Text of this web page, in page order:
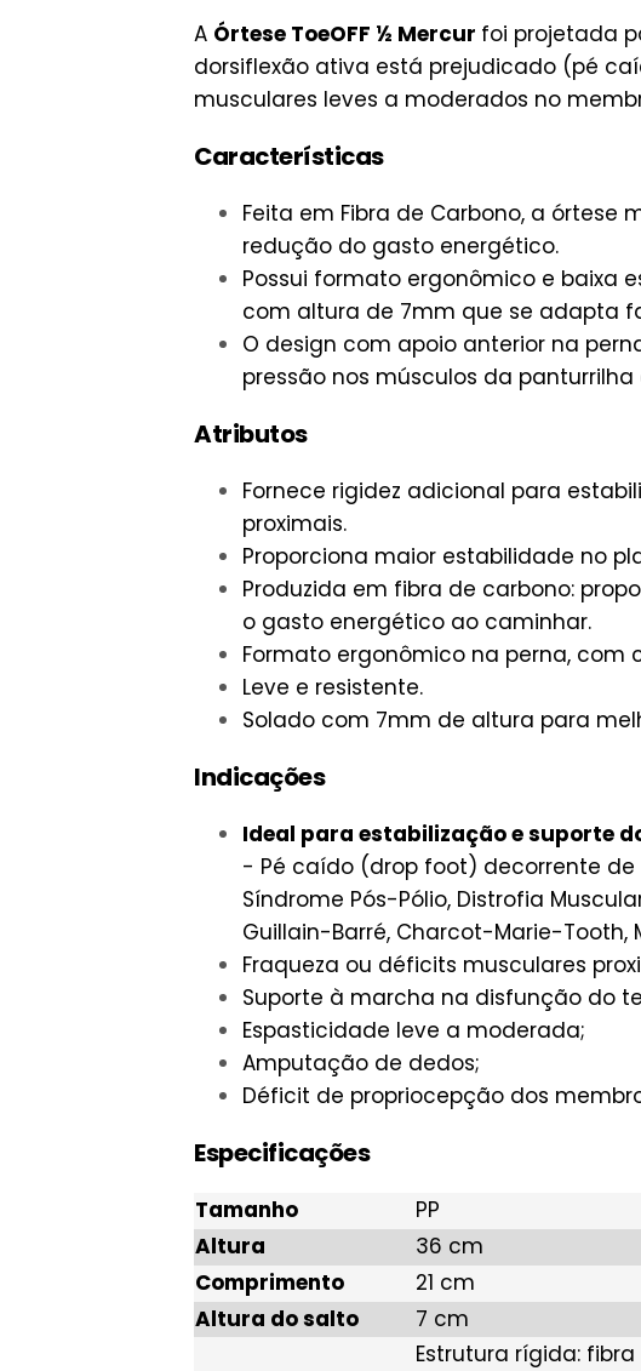
A Órtese ToeOFF ½ Mercur foi projetada
dorsiflexão ativa está prejudicado (pé
musculares leves a moderados no
Características
Feita em Fibra de Carbono, a
redução do gasto energético.
Possui formato ergonômico e baixa
com altura de 7mm que se adapta
O design com apoio anterior na
pressão nos músculos da
Atributos
Fornece rigidez adicional para
proximais.
Proporciona maior estabilidade no
Produzida em fibra de carbono:
o gasto energético ao caminhar.
Formato ergonômico na perna, com
Leve e resistente.
Solado com 7mm de altura para
Indicações
Ideal para estabilização e suporte
- Pé caído (drop foot) decorrente de
Síndrome Pós-Pólio, Distrofia
Guillain-Barré, Charcot-Marie-Tooth,
Fraqueza ou déficits musculares
Suporte à marcha na disfunção do
Espasticidade leve a moderada;
Amputação de dedos;
Déficit de propriocepção dos
Especificações
Tamanho
PP
Altura
36 cm
Comprimento
21 cm
Altura do salto
7 cm
Estrutura rígida: